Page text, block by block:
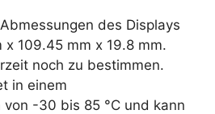
des Displays
x 109.45 mm x 19.8 mm.
noch zu bestimmen.
in einem
-30 bis 85 °C und kann